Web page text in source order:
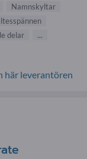
Namnskyltar
delar
...
här leverantören